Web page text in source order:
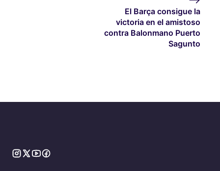
El Barça consigue la
victoria en el amistoso
contra Balonmano Puerto
Sagunto